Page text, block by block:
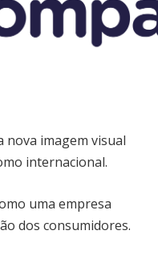
nova imagem visual
internacional.
uma empresa
dos consumidores.